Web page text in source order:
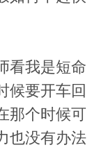
看我是短命
候要开车回
那个时候可
也没有办法